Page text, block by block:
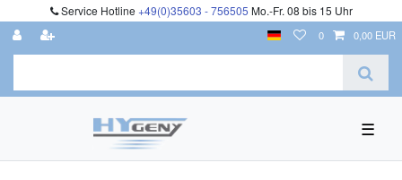
Service Hotline +49(0)35603 - 756505 Mo.-Fr. 08 bis 15 Uhr
0 0,00 EUR
☰